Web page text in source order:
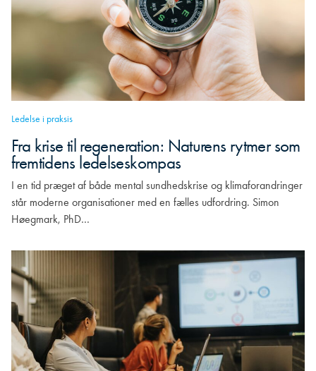
Ledelse i praksis
Fra krise til regeneration: Naturens rytmer som
fremtidens ledelseskompas
I en tid præget af både mental sundhedskrise og klimaforandringer
står moderne organisationer med en fælles udfordring. Simon
Høegmark, PhD…